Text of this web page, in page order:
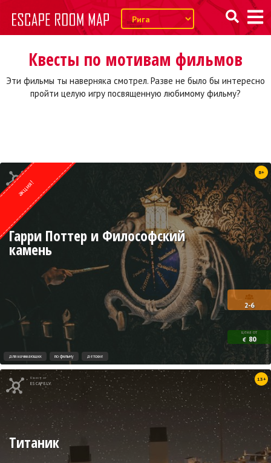
Квесты по мотивам фильмов
Эти фильмы ты наверняка смотрел. Разве не было бы интересно
пройти целую игру посвященную любимому фильму?
акция!
8+
2-6
цена от
€ 80
Гарри Поттер и Философский
камень
для начинающих по фильму детские
Квест от
ESCAPE.LV
13+
Титаник